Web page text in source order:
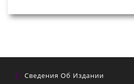
Сведения Об Издании